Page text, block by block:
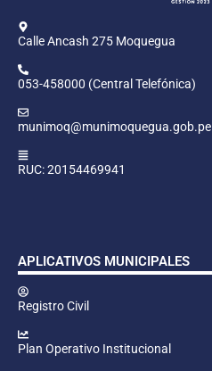
Calle Ancash 275 Moquegua
053-458000 (Central Telefónica)
munimoq@munimoquegua.gob.pe
RUC: 20154469941
APLICATIVOS MUNICIPALES
Registro Civil
Plan Operativo Institucional